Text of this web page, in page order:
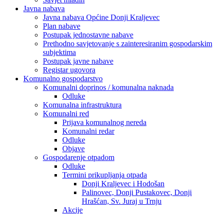
Javna nabava
Javna nabava Općine Donji Kraljevec
Plan nabave
Postupak jednostavne nabave
Prethodno savjetovanje s zainteresiranim gospodarskim
subjektima
Postupak javne nabave
Registar ugovora
Komunalno gospodarstvo
Komunalni doprinos / komunalna naknada
Odluke
Komunalna infrastruktura
Komunalni red
Prijava komunalnog nereda
Komunalni redar
Odluke
Objave
Gospodarenje otpadom
Odluke
Termini prikupljanja otpada
Donji Kraljevec i Hodošan
Palinovec, Donji Pustakovec, Donji
Hrašćan, Sv. Juraj u Trnju
Akcije